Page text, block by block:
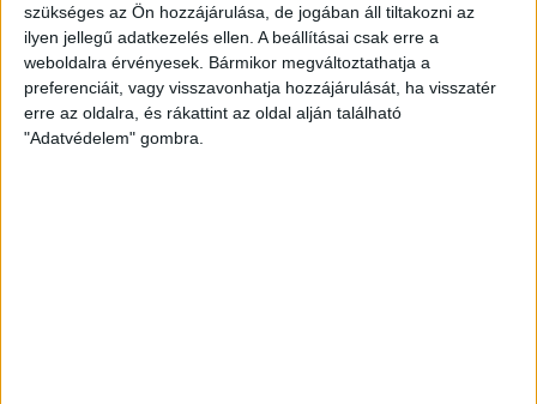
szükséges az Ön hozzájárulása, de jogában áll tiltakozni az
ilyen jellegű adatkezelés ellen. A beállításai csak erre a
weboldalra érvényesek. Bármikor megváltoztathatja a
preferenciáit, vagy visszavonhatja hozzájárulását, ha visszatér
erre az oldalra, és rákattint az oldal alján található
"Adatvédelem" gombra.
Rozetti Destina - 14 - Türkíz
Termék adatlap
Kötőfonal
/ motring